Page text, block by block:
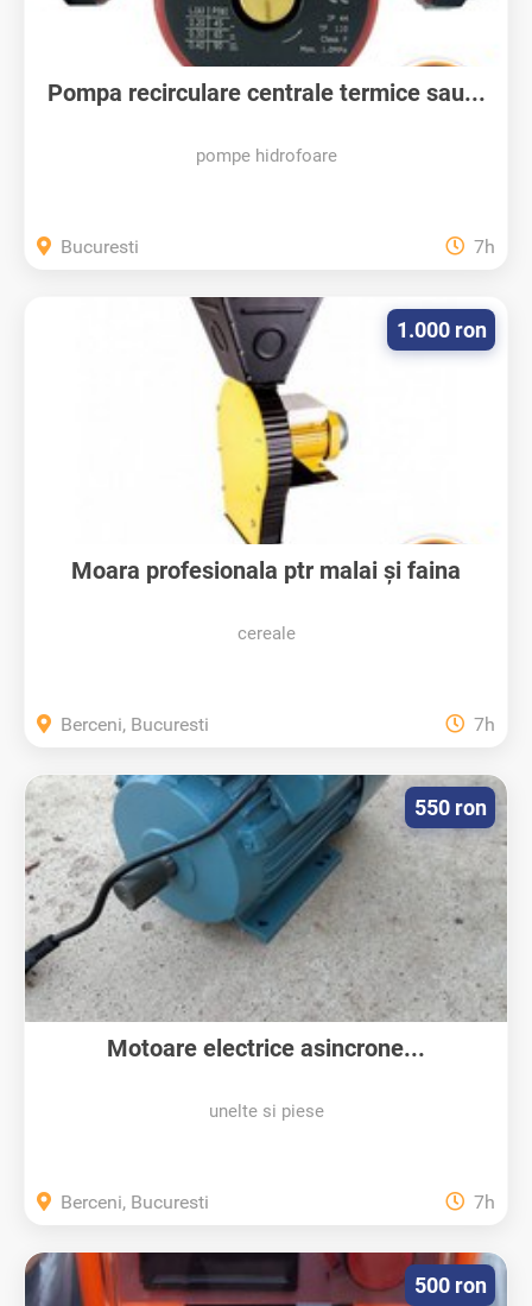
Pompa recirculare centrale termice sau...
pompe hidrofoare
Bucuresti 7h
Moara profesionala ptr malai și faina
cereale
1.000 ron
Berceni, Bucuresti 7h
Motoare electrice asincrone...
unelte si piese
550 ron
Berceni, Bucuresti 7h
500 ron